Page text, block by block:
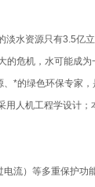
水资源只有3.5亿
危机，水可能成
、*的绿色环保专家
用人机工程学设计
流）等多重保护功